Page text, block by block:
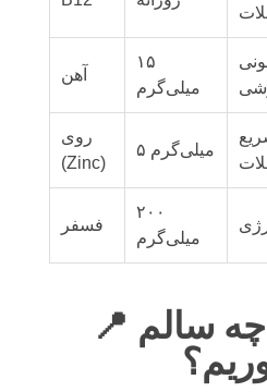
آهن
۱۵
میلی‌گرم
روی
(Zinc)
۵ میلی‌گرم
فسفر
۲۰۰
میلی‌گرم
📍 کجا کله‌پاچه سالم